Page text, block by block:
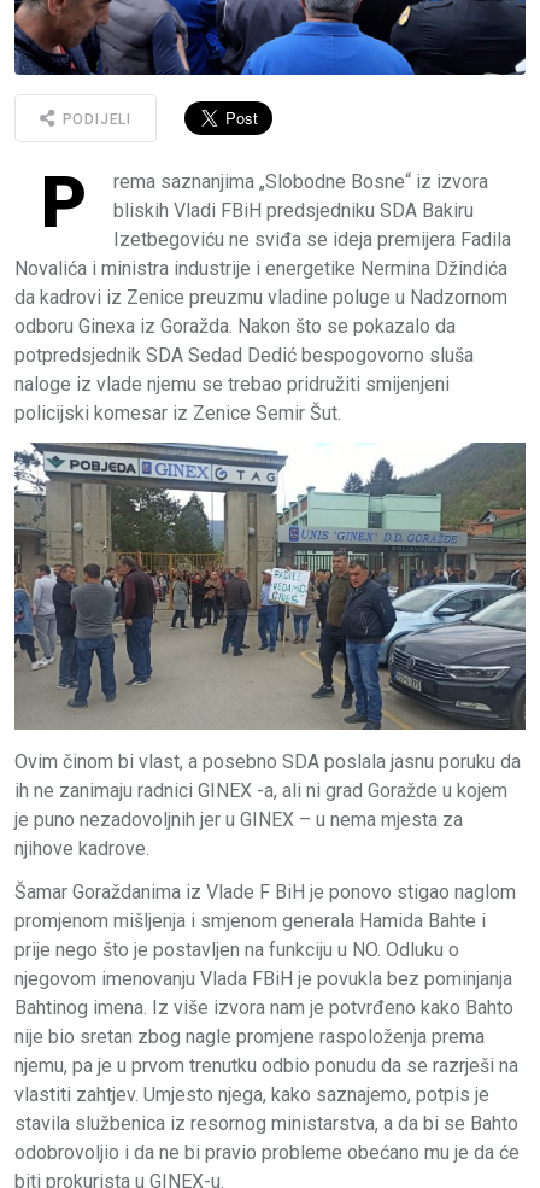
PODIJELI
P
rema saznanjima „Slobodne Bosne“ iz izvora
bliskih Vladi FBiH predsjedniku SDA Bakiru
Izetbegoviću ne sviđa se ideja premijera Fadila
Novalića i ministra industrije i energetike Nermina Džindića
da kadrovi iz Zenice preuzmu vladine poluge u Nadzornom
odboru Ginexa iz Goražda. Nakon što se pokazalo da
potpredsjednik SDA Sedad Dedić bespogovorno sluša
naloge iz vlade njemu se trebao pridružiti smijenjeni
policijski komesar iz Zenice Semir Šut.
Ovim činom bi vlast, a posebno SDA poslala jasnu poruku da
ih ne zanimaju radnici GINEX -a, ali ni grad Goražde u kojem
je puno nezadovoljnih jer u GINEX – u nema mjesta za
njihove kadrove.
Šamar Goraždanima iz Vlade F BiH je ponovo stigao naglom
promjenom mišljenja i smjenom generala Hamida Bahte i
prije nego što je postavljen na funkciju u NO. Odluku o
njegovom imenovanju Vlada FBiH je povukla bez pominjanja
Bahtinog imena. Iz više izvora nam je potvrđeno kako Bahto
nije bio sretan zbog nagle promjene raspoloženja prema
njemu, pa je u prvom trenutku odbio ponudu da se razrješi na
vlastiti zahtjev. Umjesto njega, kako saznajemo, potpis je
stavila službenica iz resornog ministarstva, a da bi se Bahto
odobrovoljio i da ne bi pravio probleme obećano mu je da će
biti prokurista u GINEX-u.